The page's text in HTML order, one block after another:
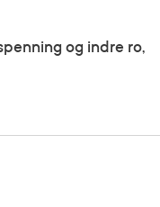
og indre ro,